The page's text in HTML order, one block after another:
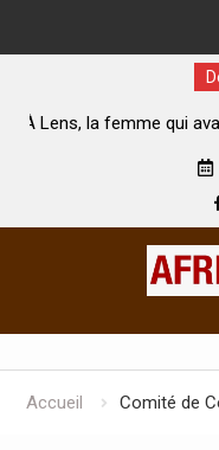
avec son bébé par
Accueil Comité de